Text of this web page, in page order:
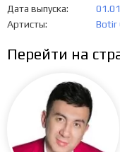
Дата выпуска
Артисты
Botir
Перейти на